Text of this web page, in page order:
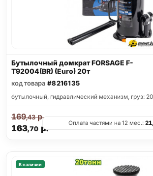
Бутылочный домкрат FORSAGE F-
T92004(BR) (Euro) 20т
код товара #8216135
бутылочный, гидравлический механизм, груз:
163,70р.
169,43р.
Оплата частями на 12 мес.: 21
В наличии